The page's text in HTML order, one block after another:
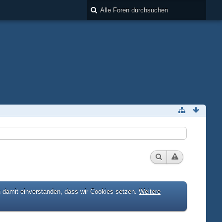
einverstanden, dass wir Cookies setzen. Weitere